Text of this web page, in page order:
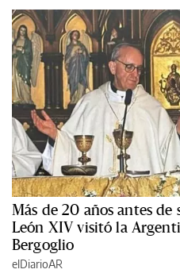
Más de 20 años antes de
León XIV visitó la
Bergoglio
elDiarioAR